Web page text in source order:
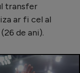
transfer
ar fi cel al
de ani).